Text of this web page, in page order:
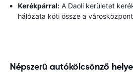
Kerékpárral: A Daoli kerületet
hálózata köti össze a
Népszerű autókölcsönző